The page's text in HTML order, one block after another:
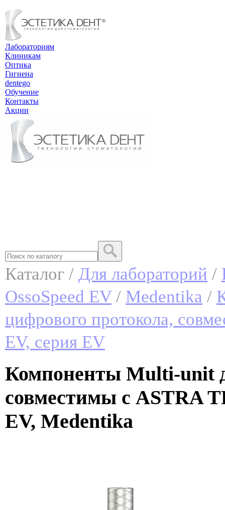
Лабораториям
Клиникам
Оптика
Гигиена
dentego
Обучение
Контакты
Акции
Каталог / Для лабораторий /
OssoSpeed EV/ Medentika /
цифрового протокола,
EV, серия EV
Компоненты Multi-unit
совместимы с ASTRA
EV, Medentika